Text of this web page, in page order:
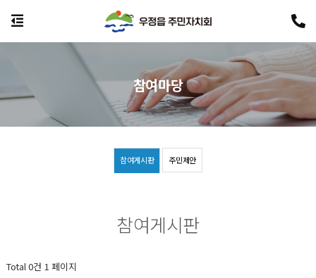
참여게시판 주민제안
참여마당
참여게시판
Total 0건 1 페이지